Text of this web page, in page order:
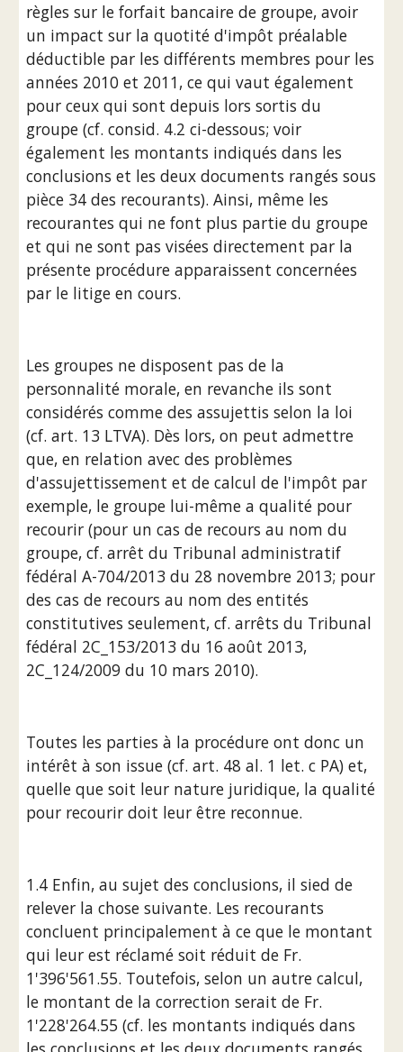
règles sur le forfait bancaire de groupe, avoir
un impact sur la quotité d'impôt préalable
déductible par les différents membres pour les
années 2010 et 2011, ce qui vaut également
pour ceux qui sont depuis lors sortis du
groupe (cf. consid. 4.2 ci-dessous; voir
également les montants indiqués dans les
conclusions et les deux documents rangés sous
pièce 34 des recourants). Ainsi, même les
recourantes qui ne font plus partie du groupe
et qui ne sont pas visées directement par la
présente procédure apparaissent concernées
par le litige en cours.
Les groupes ne disposent pas de la
personnalité morale, en revanche ils sont
considérés comme des assujettis selon la loi
(cf. art. 13 LTVA). Dès lors, on peut admettre
que, en relation avec des problèmes
d'assujettissement et de calcul de l'impôt par
exemple, le groupe lui-même a qualité pour
recourir (pour un cas de recours au nom du
groupe, cf. arrêt du Tribunal administratif
fédéral A-704/2013 du 28 novembre 2013; pour
des cas de recours au nom des entités
constitutives seulement, cf. arrêts du Tribunal
fédéral 2C_153/2013 du 16 août 2013,
2C_124/2009 du 10 mars 2010).
Toutes les parties à la procédure ont donc un
intérêt à son issue (cf. art. 48 al. 1 let. c PA) et,
quelle que soit leur nature juridique, la qualité
pour recourir doit leur être reconnue.
1.4 Enfin, au sujet des conclusions, il sied de
relever la chose suivante. Les recourants
concluent principalement à ce que le montant
qui leur est réclamé soit réduit de Fr.
1'396'561.55. Toutefois, selon un autre calcul,
le montant de la correction serait de Fr.
1'228'264.55 (cf. les montants indiqués dans